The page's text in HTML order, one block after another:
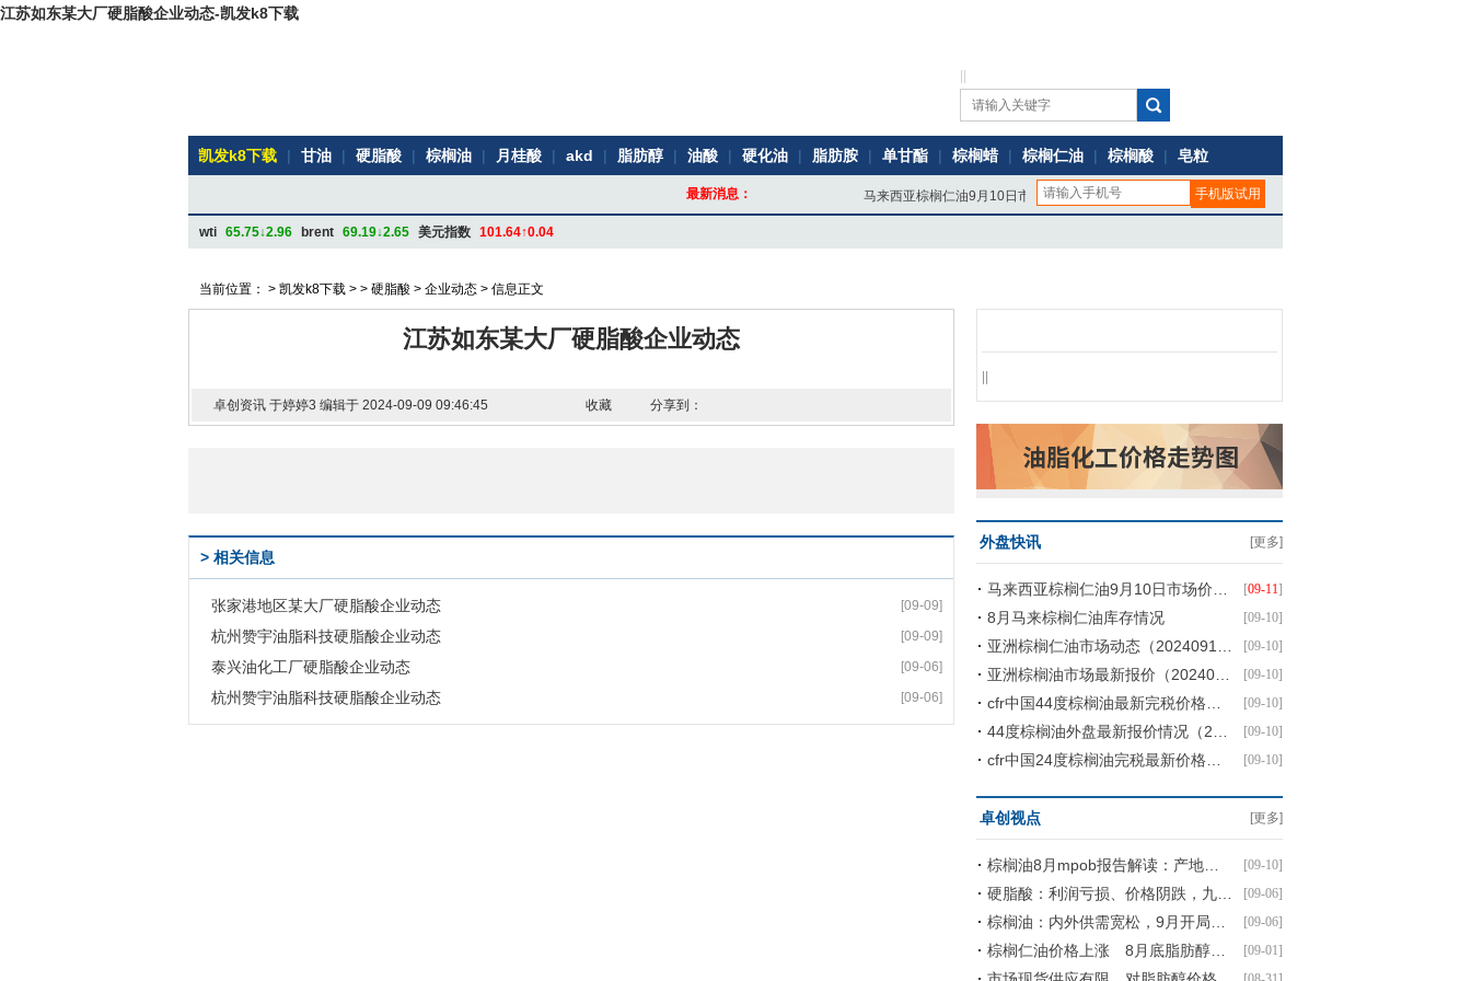
江苏如东某大厂硬脂酸企业动态-凯发k8下载
凯发k8下载 | 甘油 | 硬脂酸 | 棕榈油 | 月桂酸 | akd | 脂肪醇 | 油酸 | 硬化油 | 脂肪胺 | 单甘酯 | 棕榈蜡 | 棕榈仁油 | 棕榈酸 | 皂粒
最新消息： 马来西亚棕榈仁油9月10日市场价格动态 马来西亚棕榈仁油9月10日市场价格动态
wti 65.75↓2.96 brent 69.19↓2.65 美元指数 101.64↑0.04
当前位置： > 凯发k8下载 > > 硬脂酸 > 企业动态 > 信息正文
江苏如东某大厂硬脂酸企业动态
卓创资讯 于婷婷3 编辑于 2024-09-09 09:46:45 分享到：
收藏
> 相关信息
张家港地区某大厂硬脂酸企业动态 [09-09]
杭州赞宇油脂科技硬脂酸企业动态 [09-09]
泰兴油化工厂硬脂酸企业动态 [09-06]
杭州赞宇油脂科技硬脂酸企业动态 [09-06]
外盘快讯 [更多]
[09-11]
8月马来棕榈仁油库存情况 [09-10]
[09-10]
[09-10]
[09-10]
[09-10]
[09-10]
卓创视点 [更多]
[09-10]
[09-06]
[09-06]
[09-01]